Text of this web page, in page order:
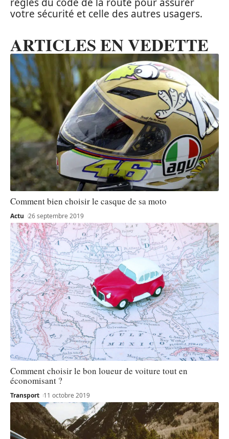
votre sécurité et celle des autres usagers.
ARTICLES EN VEDETTE
Comment bien choisir le casque de sa moto
Actu 26 septembre 2019
Comment choisir le bon loueur de voiture tout en
économisant ?
Transport 11 octobre 2019